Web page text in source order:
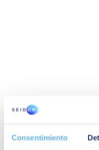
Consentimiento